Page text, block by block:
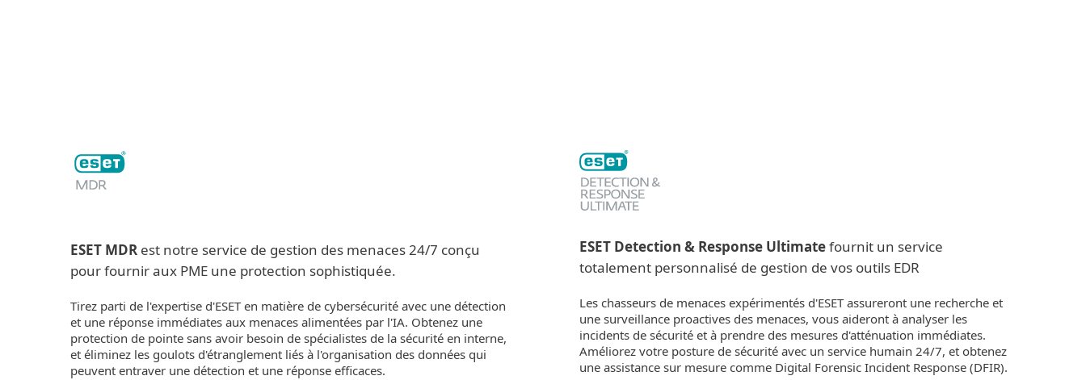
ESET MDR est notre service de gestion des menaces 24/7 conçu
pour fournir aux PME une protection sophistiquée.
Tirez parti de l'expertise d'ESET en matière de cybersécurité avec une détection
et une réponse immédiates aux menaces alimentées par l'IA. Obtenez une
protection de pointe sans avoir besoin de spécialistes de la sécurité en interne,
et éliminez les goulots d'étranglement liés à l'organisation des données qui
peuvent entraver une détection et une réponse efficaces.
ESET Detection & Response Ultimatefournit un service
totalement personnalisé de gestion de vos outils EDR
Les chasseurs de menaces expérimentés d'ESET assureront une recherche et
une surveillance proactives des menaces, vous aideront à analyser les
incidents de sécurité et à prendre des mesures d'atténuation immédiates.
Améliorez votre posture de sécurité avec un service humain 24/7, et obtenez
une assistance sur mesure comme Digital Forensic Incident Response (DFIR).